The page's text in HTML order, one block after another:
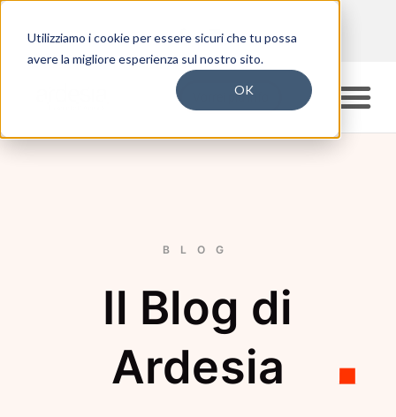
Utilizziamo i cookie per essere sicuri che tu possa
avere la migliore esperienza sul nostro sito.
OK
Vorrei più info
BLOG
Il Blog di
Ardesia